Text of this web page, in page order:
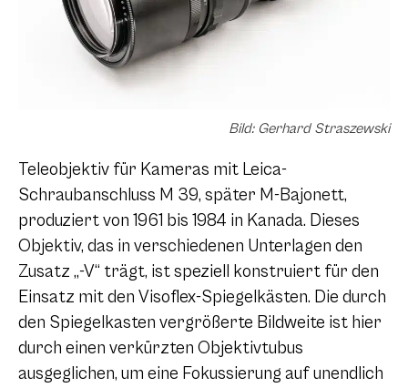
Bild: Gerhard Straszewski
Teleobjektiv für Kameras mit Leica-
Schraubanschluss M 39, später M-Bajonett,
produziert von 1961 bis 1984 in Kanada. Dieses
Objektiv, das in verschiedenen Unterlagen den
Zusatz „-V“ trägt, ist speziell konstruiert für den
Einsatz mit den Visoflex-Spiegelkästen. Die durch
den Spiegelkasten vergrößerte Bildweite ist hier
durch einen verkürzten Objektivtubus
ausgeglichen, um eine Fokussierung auf unendlich